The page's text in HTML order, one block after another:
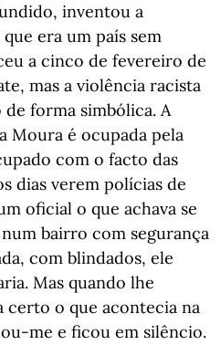
inventou a
era um país sem
a cinco de fevereiro de
mas a violência racista
forma simbólica. A
Moura é ocupada pela
com o facto das
dias verem polícias de
oficial o que achava se
bairro com segurança
com blindados, ele
Mas quando lhe
certo o que acontecia na
me e ficou em silêncio.